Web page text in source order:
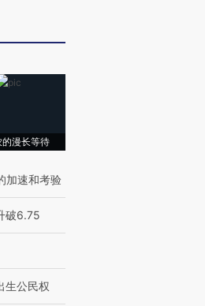
的漫长等待
加速和考验
破6.75
生公民权